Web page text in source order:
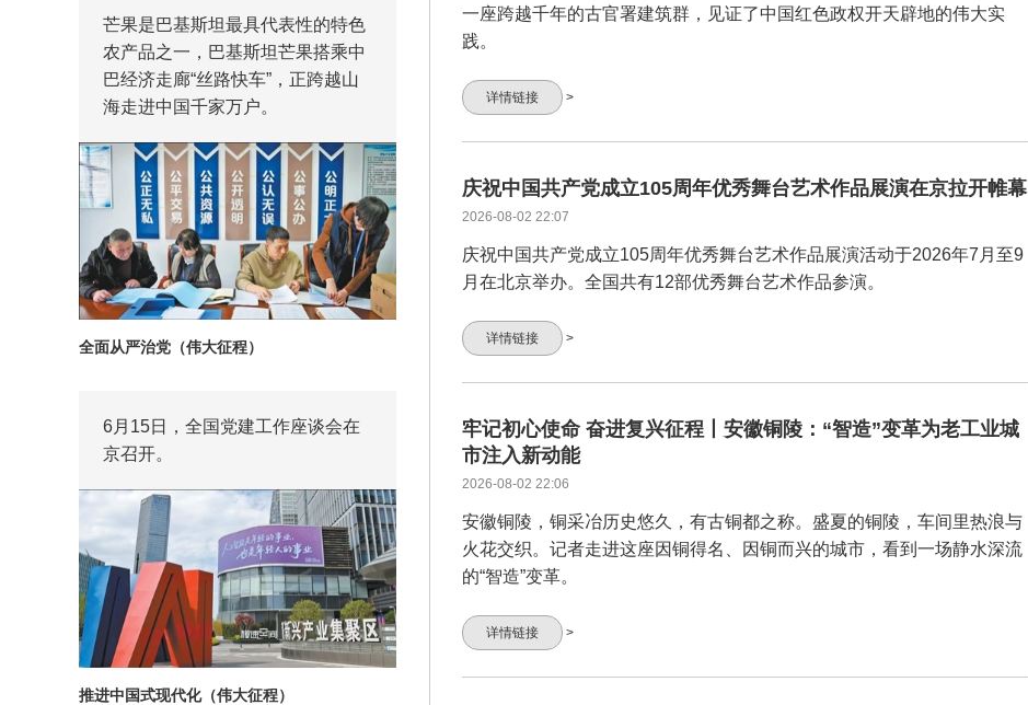
芒果是巴基斯坦最具代表性的特色
农产品之一，巴基斯坦芒果搭乘中
巴经济走廊“丝路快车”，正跨越山
海走进中国千家万户。
全面从严治党（伟大征程）
6月15日，全国党建工作座谈会在
京召开。
推进中国式现代化（伟大征程）
一座跨越千年的古官署建筑群，见证了中国红色政权开天辟地的伟大实
践。
详情链接 >
庆祝中国共产党成立105周年优秀舞台艺术作品展演在京拉开帷幕
2026-08-02 22:07
庆祝中国共产党成立105周年优秀舞台艺术作品展演活动于2026年7月至9
月在北京举办。全国共有12部优秀舞台艺术作品参演。
详情链接 >
牢记初心使命 奋进复兴征程丨安徽铜陵：“智造”变革为老工业城
市注入新动能
2026-08-02 22:06
安徽铜陵，铜采冶历史悠久，有古铜都之称。盛夏的铜陵，车间里热浪与
火花交织。记者走进这座因铜得名、因铜而兴的城市，看到一场静水深流
的“智造”变革。
详情链接 >